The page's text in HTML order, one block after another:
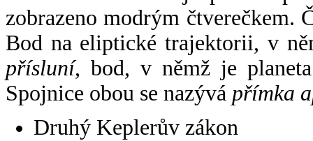
zobrazeno modrým čtverečkem.
Bod na eliptické trajektorii, v
přísluní, bod, v němž je
Spojnice obou se nazývá přímka
Druhý Keplerův zákon